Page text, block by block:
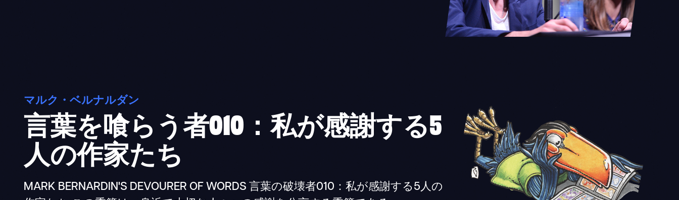
マルク・ベルナルダン
言葉を喰らう者010：私が感謝する5
人の作家たち
MARK BERNARDIN'S DEVOURER OF WORDS 言葉の破壊者010：私が感謝する5人の